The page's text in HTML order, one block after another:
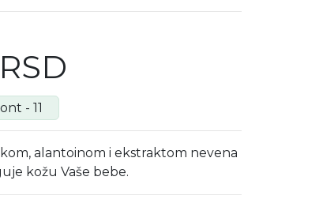
- 11
alantoinom i ekstraktom nevena
kožu Vaše bebe.